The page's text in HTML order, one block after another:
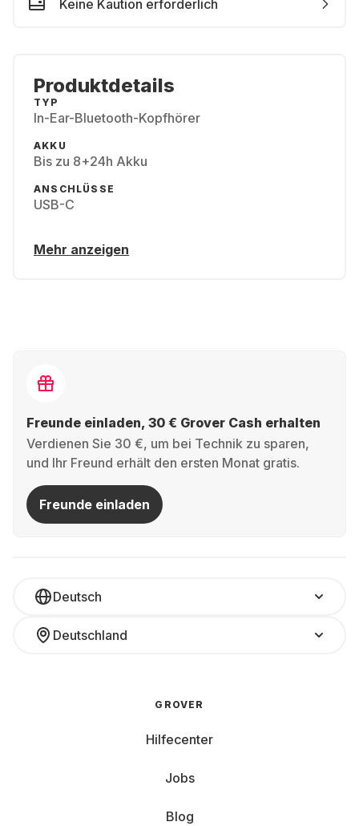
Keine Kaution erforderlich
Produktdetails
TYP
In-Ear-Bluetooth-Kopfhörer
AKKU
Bis zu 8+24h Akku
ANSCHLÜSSE
USB-C
Mehr anzeigen
Freunde einladen, 30 € Grover Cash erhalten
Verdienen Sie 30 €, um bei Technik zu sparen,
und Ihr Freund erhält den ersten Monat gratis.
Freunde einladen
Deutsch
Deutschland
GROVER
Hilfecenter
Jobs
Blog